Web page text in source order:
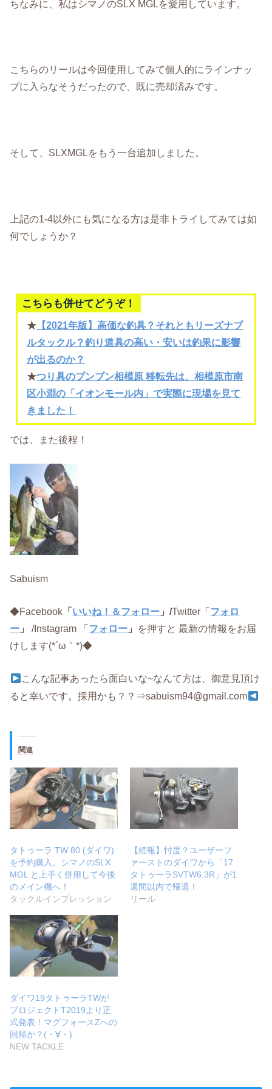
ちなみに、私はシマノのSLX MGLを愛用しています。
こちらのリールは今回使用してみて個人的にラインナッ
プに入らなそうだったので、既に売却済みです。
そして、SLXMGLをもう一台追加しました。
上記の1-4以外にも気になる方は是非トライしてみては如
何でしょうか？
こちらも併せてどうぞ！
★ 【2021年版】高価な釣具？それともリーズナブ
ルタックル？釣り道具の高い・安いは釣果に影響
が出るのか？
★つり具のブンブン相模原 移転先は、相模原市南
区小淵の「イオンモール内」で実際に現場を見て
きました！
では、また後程！
Sabuism
◆Facebook 「いいね！＆フォロー 」/Twitter「フォロ
ー 」/Instagram 「フォロー 」 を押すと 最新の情報をお届
けします(*´ω｀*)◆
こんな記事あったら面白いな~なんて方は、御意見頂け
ると幸いです。採用かも？？⇒sabuism94@gmail.com
関連
タトゥーラ TW 80 (ダイワ)
を予約購入。シマノのSLX
MGL と上手く併用して今後
のメイン機へ！
タックルインプレッション
【続報】忖度？ユーザーフ
ァーストのダイワから「17
タトゥーラSVTW6.3R」が1
週間以内で帰還！
リール
ダイワ19タトゥーラTWが
プロジェクトT2019より正
式発表！マグフォースZへの
回帰か？(・∀・)
NEW TACKLE